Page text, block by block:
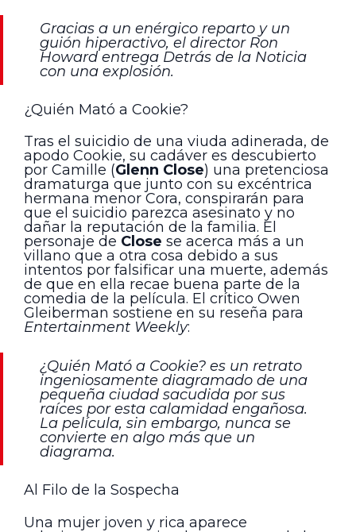
Gracias a un enérgico reparto y un
guión hiperactivo, el director Ron
Howard entrega Detrás de la Noticia
con una explosión.
¿Quién Mató a Cookie?
Tras el suicidio de una viuda adinerada, de
apodo Cookie, su cadáver es descubierto
por Camille (Glenn Close) una pretenciosa
dramaturga que junto con su excéntrica
hermana menor Cora, conspirarán para
que el suicidio parezca asesinato y no
dañar la reputación de la familia. El
personaje de Close se acerca más a un
villano que a otra cosa debido a sus
intentos por falsificar una muerte, además
de que en ella recae buena parte de la
comedia de la película. El crítico Owen
Gleiberman sostiene en su reseña para
Entertainment Weekly:
¿Quién Mató a Cookie? es un retrato
ingeniosamente diagramado de una
pequeña ciudad sacudida por sus
raíces por esta calamidad engañosa.
La película, sin embargo, nunca se
convierte en algo más que un
diagrama.
Al Filo de la Sospecha
Una mujer joven y rica aparece